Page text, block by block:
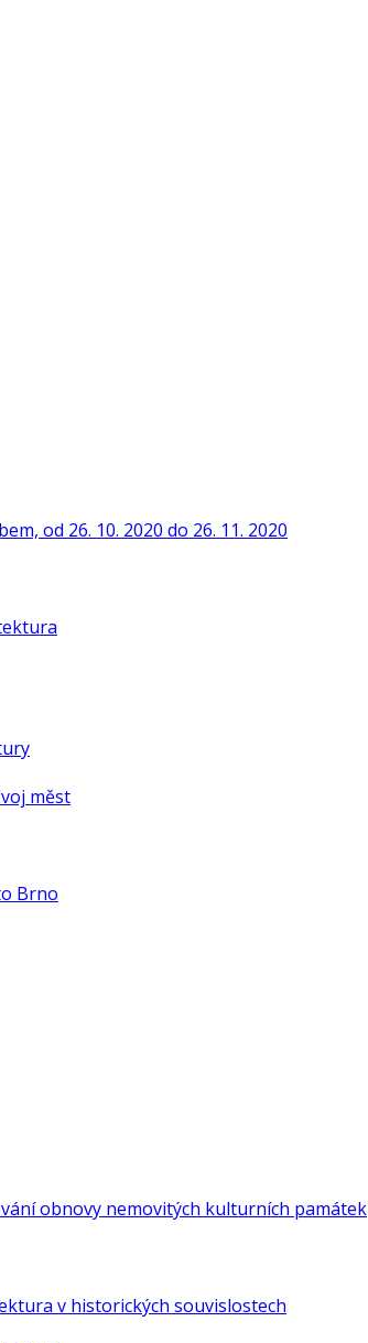
od 26. 10. 2020 do 26. 11. 2020
měst
Brno
obnovy nemovitých kulturních památek
v historických souvislostech